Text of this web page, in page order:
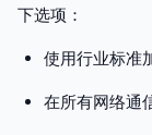
下选项：
使用行业标准
在所有网络通